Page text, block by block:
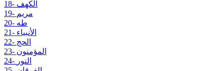
18- الكهف
19- مريم
20- طه
21- الأنبياء
22- الحج
23- المؤمنون
24- النور